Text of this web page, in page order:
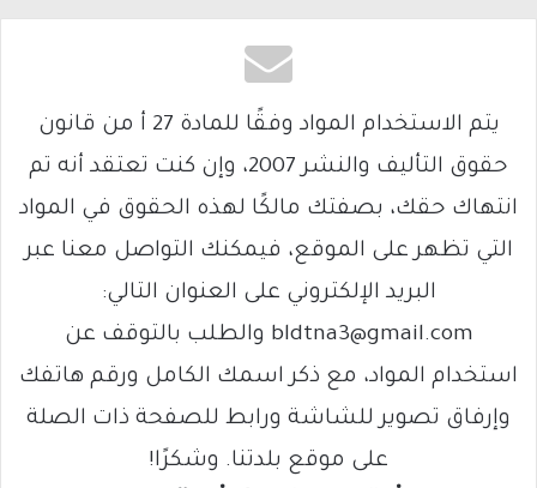
يتم الاستخدام المواد وفقًا للمادة 27 أ من قانون
حقوق التأليف والنشر 2007، وإن كنت تعتقد أنه تم
انتهاك حقك، بصفتك مالكًا لهذه الحقوق في المواد
التي تظهر على الموقع، فيمكنك التواصل معنا عبر
البريد الإلكتروني على العنوان التالي:
bldtna3@gmail.com والطلب بالتوقف عن
استخدام المواد، مع ذكر اسمك الكامل ورقم هاتفك
وإرفاق تصوير للشاشة ورابط للصفحة ذات الصلة
على موقع بلدتنا. وشكرًا!